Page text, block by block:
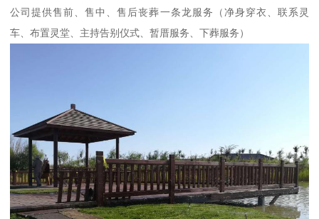
公司提供售前、售中、售后丧葬一条龙服务（净身穿衣、联系灵
车、布置灵堂、主持告别仪式、暂厝服务、下葬服务）